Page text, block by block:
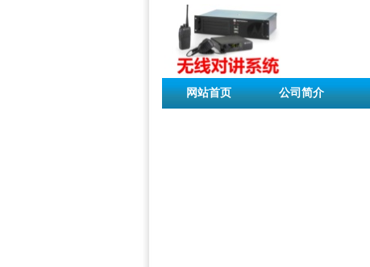
网站首页 公司简介